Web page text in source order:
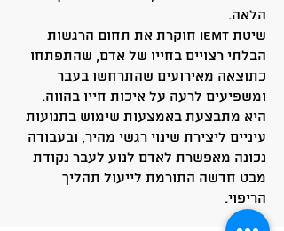
הלאה.
שיטת IEMT חוקרת את תחום הרגשות
הבלתי רצויים בחייו של אדם, שהתפתחו
כתוצאה מאירועים שהתרחשו בעבר
ומשפיעים לרעה על איכות חייו בהווה.
היא מתבצעת באמצעות שימוש בתנועות
עיניים ליצירת שינוי רגשי מהיר, ובעבודה
נכונה מאפשרת לאדם לנוע לעבר נקודת
מבט חדשה התורמת לייעול תהליך
הריפוי.